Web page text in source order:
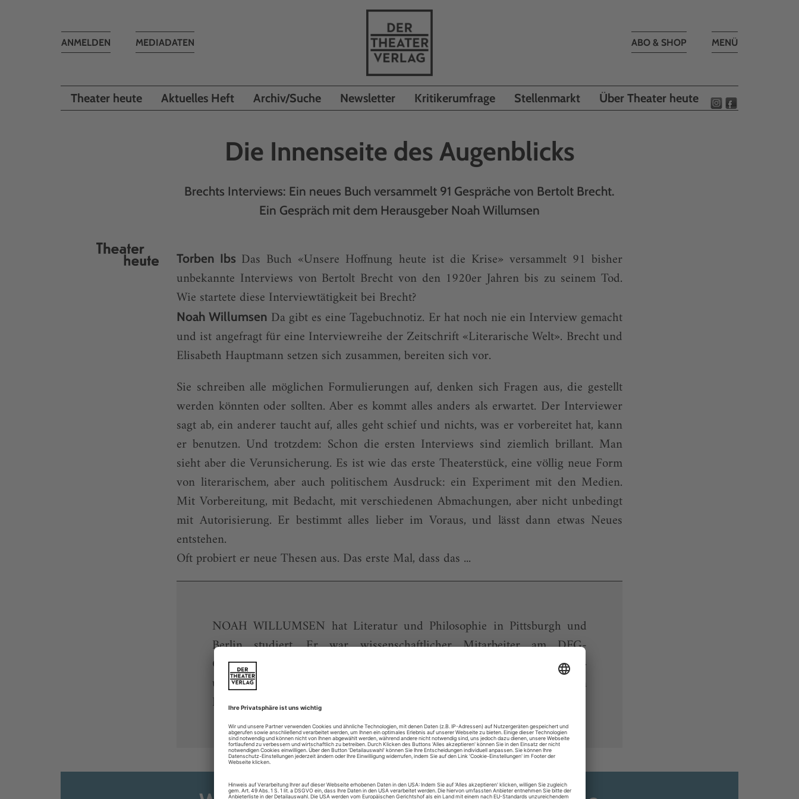
Toggle
MENÜ
ABO & SHOP
MEDIADATEN
Toggle
ANMELDEN
Theater heute Aktuelles Heft Archiv/Suche Newsletter Kritikerumfrage Stellenmarkt Über Theater heute
Die Innenseite des Augenblicks
Brechts Interviews: Ein neues Buch versammelt 91 Gespräche von Bertolt Brecht.
Ein Gespräch mit dem Herausgeber Noah Willumsen
Torben Ibs Das Buch «Unsere Hoffnung heute ist die Krise» versammelt 91 bisher
unbekannte Interviews von Bertolt Brecht von den 1920er Jahren bis zu seinem Tod.
Wie startete diese Interviewtätigkeit bei Brecht?
Noah Willumsen Da gibt es eine Tagebuchnotiz. Er hat noch nie ein Interview gemacht
und ist angefragt für eine Interviewreihe der Zeitschrift «Literarische Welt». Brecht und
Elisabeth Hauptmann setzen sich zusammen, bereiten sich vor.
Sie schreiben alle möglichen Formulierungen auf, denken sich Fragen aus, die gestellt
werden könnten oder sollten. Aber es kommt alles anders als erwartet. Der Interviewer
sagt ab, ein anderer taucht auf, alles geht schief und nichts, was er vorbereitet hat, kann
er benutzen. Und trotzdem: Schon die ersten Interviews sind ziemlich brillant. Man
sieht aber die Verunsicherung. Es ist wie das erste Theaterstück, eine völlig neue Form
von literarischem, aber auch politischem Ausdruck: ein Experiment mit den Medien.
Mit Vorbereitung, mit Bedacht, mit verschiedenen Abmachungen, aber nicht unbedingt
mit Autorisierung. Er bestimmt alles lieber im Voraus, und lässt dann etwas Neues
entstehen.
Oft probiert er neue Thesen aus. Das erste Mal, dass das ...
NOAH WILLUMSEN hat Literatur und Philosophie in Pittsburgh und
Berlin studiert. Er war wissenschaftlicher Mitarbeiter am DFG-
Graduiertenkolleg «Literatur- und Wissensgeschichte kleiner Formen»
und promovierte bei Joseph Vogl über die Geschichte des Interviews von
Brecht bis Heiner Müller